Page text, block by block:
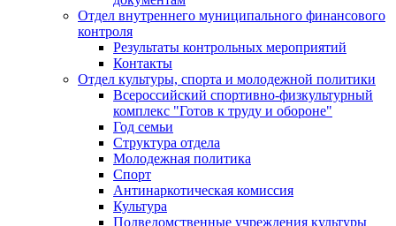
Отдел внутреннего муниципального финансового
контроля
Результаты контрольных мероприятий
Контакты
Отдел культуры, спорта и молодежной политики
Всероссийский спортивно-физкультурный
комплекс "Готов к труду и обороне"
Год семьи
Структура отдела
Молодежная политика
Спорт
Антинаркотическая комиссия
Культура
Подведомственные учреждения культуры